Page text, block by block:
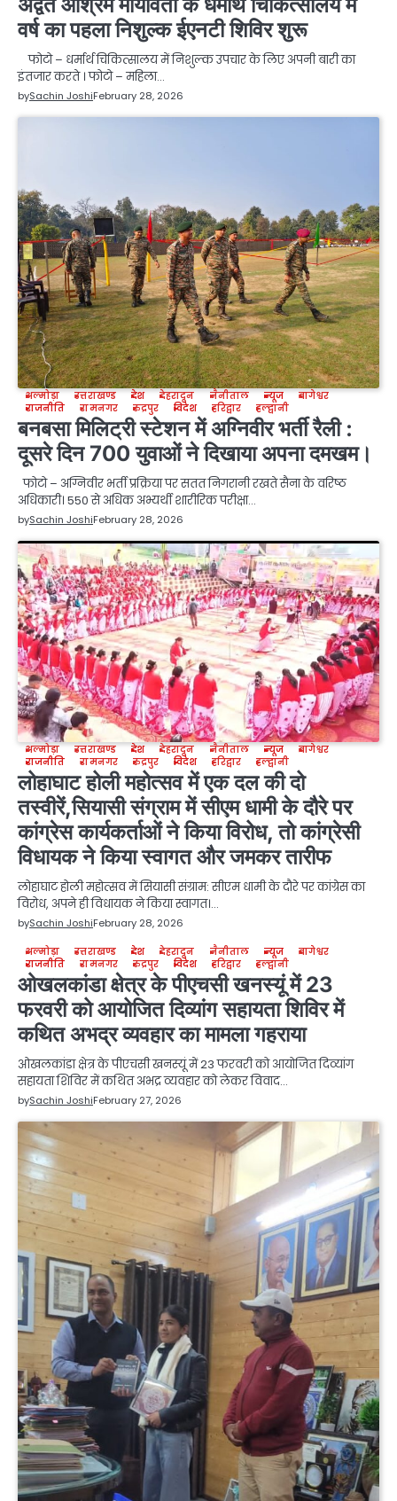
वर्ष का पहला निशुल्क ईएनटी शिविर शुरू
फोटो – धर्मार्थ चिकित्सालय में निशुल्क उपचार के लिए अपनी बारी का
इंतजार करते । फोटो – महिला…
bySachin JoshiFebruary 28, 2026
अल्मोड़ा उत्तराखण्ड देश देहरादून नैनीताल न्यूज
बागेश्वर
राजनीति
रामनगर रुद्रपुर विदेश हरिद्वार हल्द्वानी
बनबसा मिलिट्री स्टेशन में अग्निवीर भर्ती रैली :
दूसरे दिन 700 युवाओं ने दिखाया अपना दमखम।
फोटो – अग्निवीर भर्ती प्रक्रिया पर सतत निगरानी रखते सैना के वरिष्ठ
अधिकारी। 550 से अधिक अभ्यर्थी शारीरिक परीक्षा…
bySachin JoshiFebruary 28, 2026
अल्मोड़ा उत्तराखण्ड देश देहरादून नैनीताल न्यूज
बागेश्वर
राजनीति
रामनगर रुद्रपुर विदेश हरिद्वार हल्द्वानी
लोहाघाट होली महोत्सव में एक दल की दो
तस्वीरें,सियासी संग्राम में सीएम धामी के दौरे पर
कांग्रेस कार्यकर्ताओं ने किया विरोध, तो कांग्रेसी
विधायक ने किया स्वागत और जमकर तारीफ
लोहाघाट होली महोत्सव में सियासी संग्राम: सीएम धामी के दौरे पर कांग्रेस का
विरोध, अपने ही विधायक ने किया स्वागत।…
bySachin JoshiFebruary 28, 2026
अल्मोड़ा उत्तराखण्ड देश देहरादून नैनीताल न्यूज
बागेश्वर
राजनीति
रामनगर रुद्रपुर विदेश हरिद्वार हल्द्वानी
ओखलकांडा क्षेत्र के पीएचसी खनस्यूं में 23
फरवरी को आयोजित दिव्यांग सहायता शिविर में
कथित अभद्र व्यवहार का मामला गहराया
ओखलकांडा क्षेत्र के पीएचसी खनस्यूं में 23 फरवरी को आयोजित दिव्यांग
सहायता शिविर में कथित अभद्र व्यवहार को लेकर विवाद…
bySachin JoshiFebruary 27, 2026